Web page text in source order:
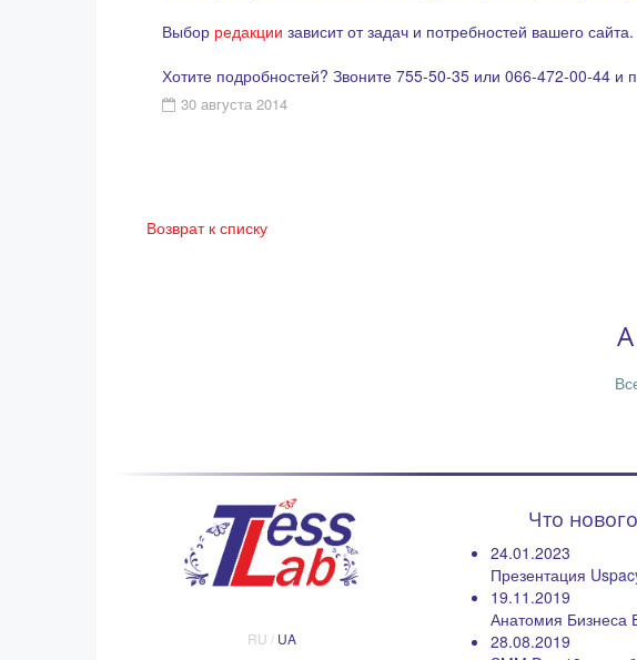
Выбор редакции зависит от задач и потребностей вашего сайта.
Хотите подробностей? Звоните 755-50-35 или 066-472-00-44 и
30 августа 2014
Возврат к списку
Что
24.01.2023
Презентация
19.11.2019
Анатомия Бизнеса
28.08.2019
RU / UA